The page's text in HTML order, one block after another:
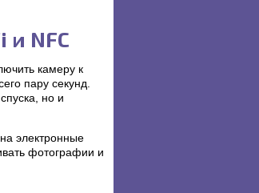
NFC
камеру к
пару секунд.
но и
электронные
фотографии и